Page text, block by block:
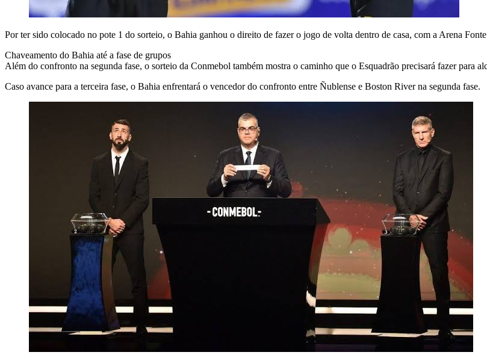
Por ter sido colocado no pote 1 do sorteio, o Bahia ganhou o direito de fazer o jogo de volta dentro de casa, com a Arena
Chaveamento do Bahia até a fase de grupos
Além do confronto na segunda fase, o sorteio da Conmebol também mostra o caminho que o Esquadrão precisará fazer para
Caso avance para a terceira fase, o Bahia enfrentará o vencedor do confronto entre Ñublense e Boston River na segunda fase.